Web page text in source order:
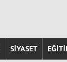
SİYASET